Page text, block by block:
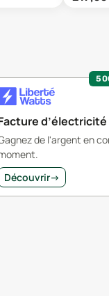
d’électricité
de l'argent en
Découvrir→